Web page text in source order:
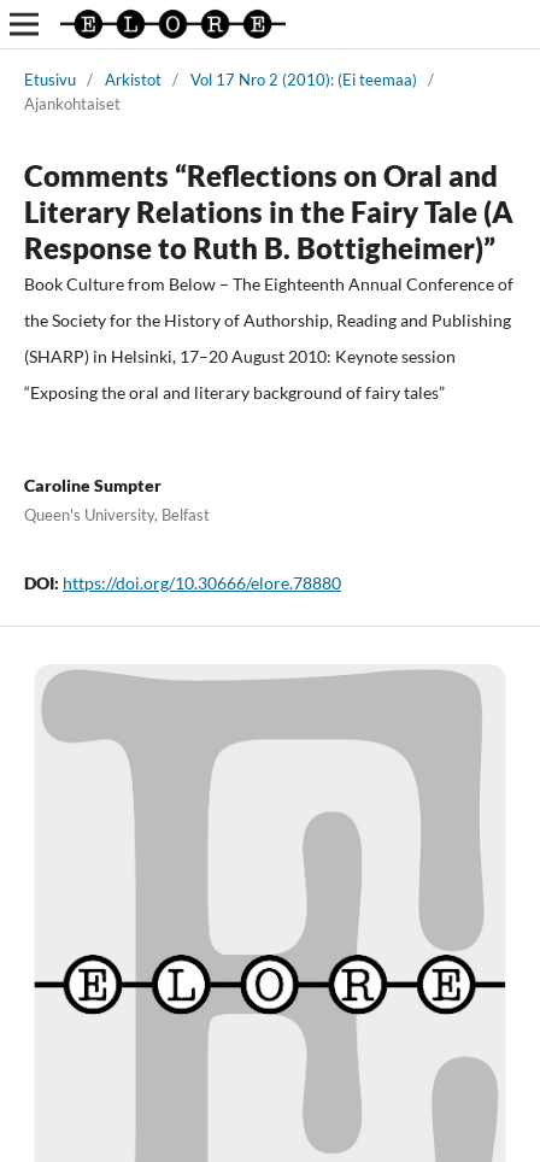
Etusivu / Arkistot / Vol 17 Nro 2 (2010): (Ei teemaa)
/
Ajankohtaiset
Comments “Reflections on Oral and
Literary Relations in the Fairy Tale (A
Response to Ruth B. Bottigheimer)”
Book Culture from Below – The Eighteenth Annual Conference of
the Society for the History of Authorship, Reading and Publishing
(SHARP) in Helsinki, 17–20 August 2010: Keynote session
“Exposing the oral and literary background of fairy tales”
Caroline Sumpter
Queen's University, Belfast
DOI: https://doi.org/10.30666/elore.78880